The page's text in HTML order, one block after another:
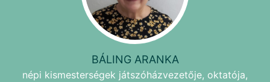
BÁLING ARANKA
népi kismesterségek játszóházvezetője, oktatója,